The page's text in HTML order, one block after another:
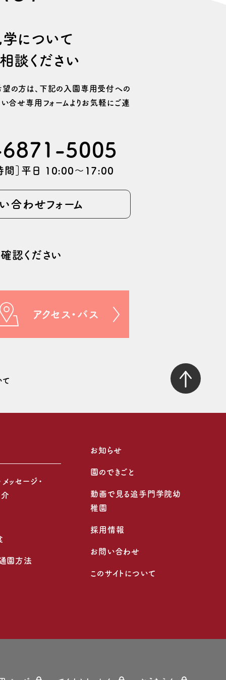
について
談ください
の⽅は、 下記の⼊園専⽤受付への
合せ専用フォームより お気軽にご連
5005
間］平日 10:00〜17:00
合わせフォーム
認ください
アクセス・バス
ッセージ・
園方法
お知らせ
園のできごと
動画で見る追手門学院幼
稚園
採用情報
お問い合わせ
このサイトについて